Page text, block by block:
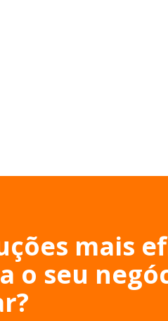
mais
o seu